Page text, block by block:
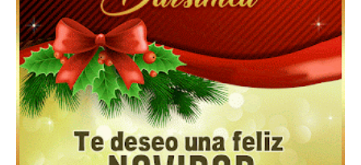
Feliz Navidad y próspero Año Nuevo Nicandro